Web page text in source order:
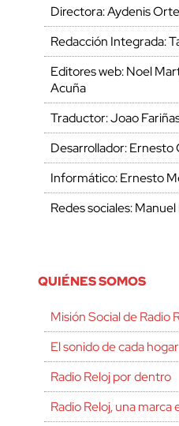
Directora: Aydenis
Redacción Integrada:
Editores web: Noel
Acuña
Traductor: Joao
Desarrollador: Ernesto
Informático: Ernesto
Redes sociales:
QUIÉNES SOMOS
Misión Social de Radio
El sonido de cada
Radio Reloj por dentro
Radio Reloj, una